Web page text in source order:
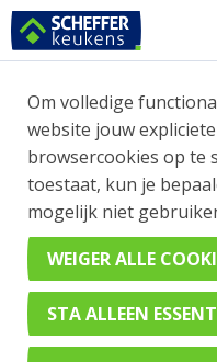
GREEPLOZE
IN
Perfect
Om volledige
website jouw
browsercookies op te
toestaat, kun je
mogelijk niet